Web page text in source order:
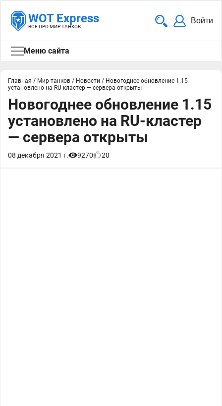
WOT Express
ВСЁ ПРО МИР ТАНКОВ
Войти
Меню сайта
Главная / Мир танков / Новости / Новогоднее обновление 1.15
установлено на RU-кластер — сервера открыты
Новогоднее обновление 1.15
установлено на RU-кластер
— сервера открыты
08 декабря 2021 г. 9270 20